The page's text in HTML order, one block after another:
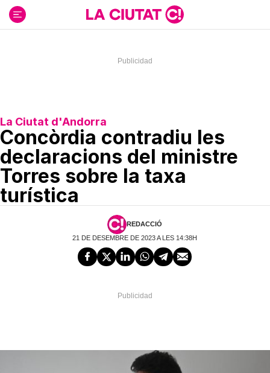
contenido
La Ciutat d'Andorra
Concòrdia contradiu les
declaracions del ministre
Torres sobre la taxa
turística
REDACCIÓ
21 DE DESEMBRE DE 2023 A LES 14:38H